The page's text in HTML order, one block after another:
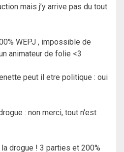
mais j’y arrive pas du tout
WEPJ , impossible de
animateur de folie <3
peut il etre politique : oui
: non merci, tout n'est
drogue ! 3 parties et 200%